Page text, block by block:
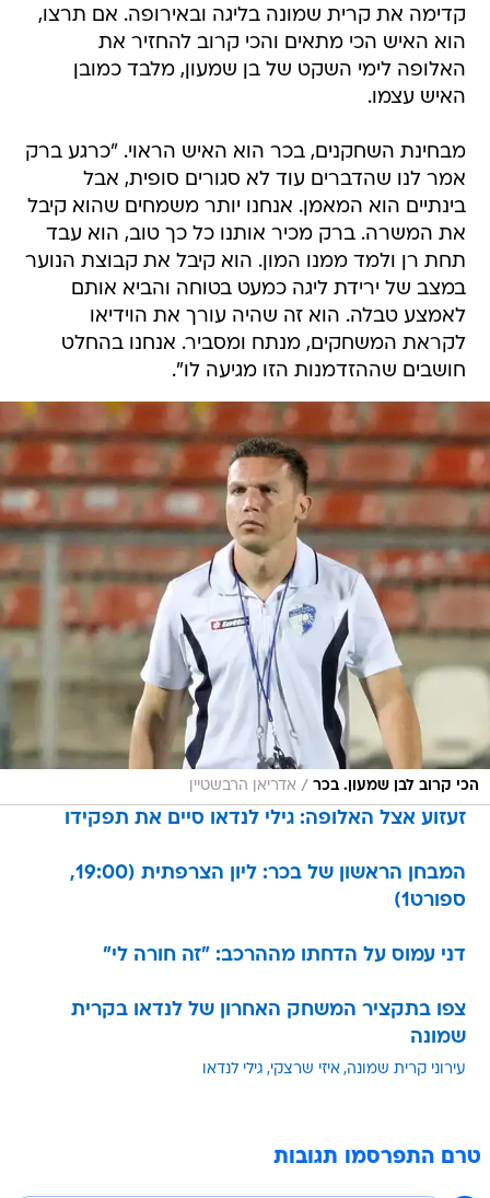
קדימה את קרית שמונה בליגה ובאירופה. אם תרצו,
הוא האיש הכי מתאים והכי קרוב להחזיר את
האלופה לימי השקט של בן שמעון, מלבד כמובן
האיש עצמו.
מבחינת השחקנים, בכר הוא האיש הראוי. "כרגע ברק
אמר לנו שהדברים עוד לא סגורים סופית, אבל
בינתיים הוא המאמן. אנחנו יותר משמחים שהוא קיבל
את המשרה. ברק מכיר אותנו כל כך טוב, הוא עבד
תחת רן ולמד ממנו המון. הוא קיבל את קבוצת הנוער
במצב של ירידת ליגה כמעט בטוחה והביא אותם
לאמצע טבלה. הוא זה שהיה עורך את הוידיאו
לקראת המשחקים, מנתח ומסביר. אנחנו בהחלט
חושבים שההזדמנות הזו מגיעה לו".
הכי קרוב לבן שמעון. בכר / אדריאן הרבשטיין
זעזוע אצל האלופה: גילי לנדאו סיים את תפקידו
המבחן הראשון של בכר: ליון הצרפתית (19:00,
ספורט1)
דני עמוס על הדחתו מההרכב: "זה חורה לי"
צפו בתקציר המשחק האחרון של לנדאו בקרית
שמונה
עירוני קרית שמונה איזי שרצקי גילי לנדאו
טרם התפרסמו תגובות